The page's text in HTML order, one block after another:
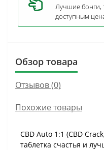
Лучшие бонги,
доступным
Обзор товара
Отзывов (0)
Похожие товары
CBD Auto 1:1 (CBD
таблетка счастья и